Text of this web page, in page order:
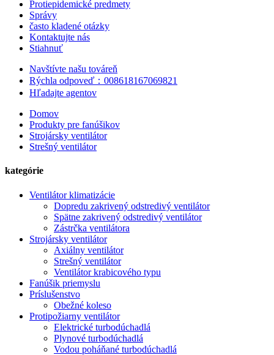
Protiepidemické predmety
Správy
často kladené otázky
Kontaktujte nás
Stiahnuť
Navštívte našu továreň
Rýchla odpoveď：008618167069821
Hľadajte agentov
Domov
Produkty pre fanúšikov
Strojársky ventilátor
Strešný ventilátor
kategórie
Ventilátor klimatizácie
Dopredu zakrivený odstredivý ventilátor
Spätne zakrivený odstredivý ventilátor
Zástrčka ventilátora
Strojársky ventilátor
Axiálny ventilátor
Strešný ventilátor
Ventilátor krabicového typu
Fanúšik priemyslu
Príslušenstvo
Obežné koleso
Protipožiarny ventilátor
Elektrické turbodúchadlá
Plynové turbodúchadlá
Vodou poháňané turbodúchadlá